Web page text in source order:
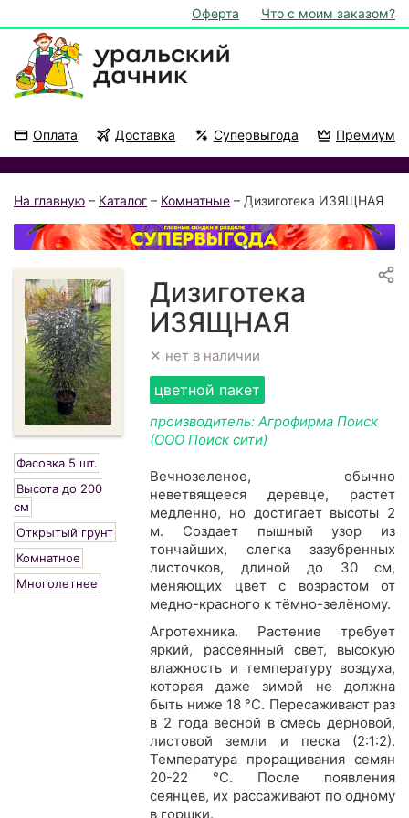
Оферта Что с моим заказом?
Оплата Доставка Супервыгода Премиум
На главную – Каталог – Комнатные – Дизиготека ИЗЯЩНАЯ
Фасовка 5 шт.
Высота до 200
см
Открытый грунт
Комнатное
Многолетнее
Дизиготека
ИЗЯЩНАЯ
✕ нет в наличии
цветной пакет
производитель: Агрофирма Поиск
(ООО Поиск сити)
Вечнозеленое, обычно
неветвящееся деревце, растет
медленно, но достигает высоты 2
м. Создает пышный узор из
тончайших, слегка зазубренных
листочков, длиной до 30 см,
меняющих цвет с возрастом от
медно-красного к тёмно-зелёному.
Агротехника. Растение требует
яркий, рассеянный свет, высокую
влажность и температуру воздуха,
которая даже зимой не должна
быть ниже 18 °С. Пересаживают раз
в 2 года весной в смесь дерновой,
листовой земли и песка (2:1:2).
Температура проращивания семян
20-22 °С. После появления
сеянцев, их рассаживают по одному
в горшки.